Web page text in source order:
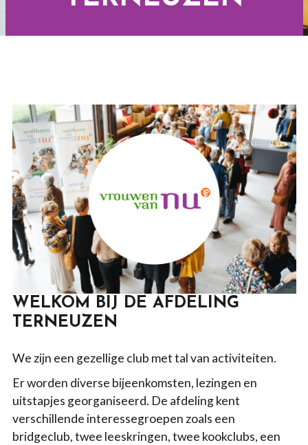
WELKOM BIJ DE AFDELING
TERNEUZEN
We zijn een gezellige club met tal van activiteiten.
Er worden diverse bijeenkomsten, lezingen en
uitstapjes georganiseerd. De afdeling kent
verschillende interessegroepen zoals een
bridgeclub, twee leeskringen, twee kookclubs, een